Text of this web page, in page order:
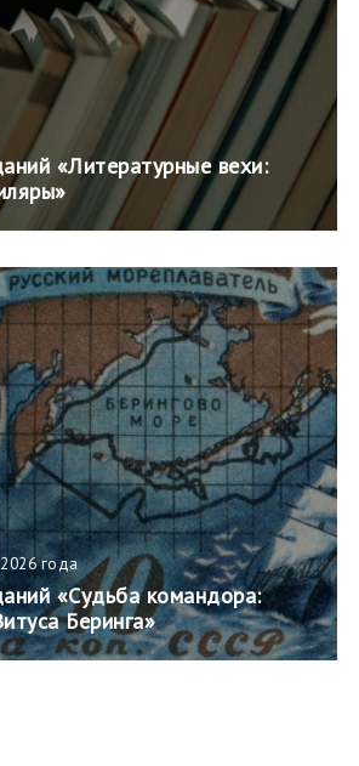
«Литературные вехи:
года
«Судьба командора:
Беринга»